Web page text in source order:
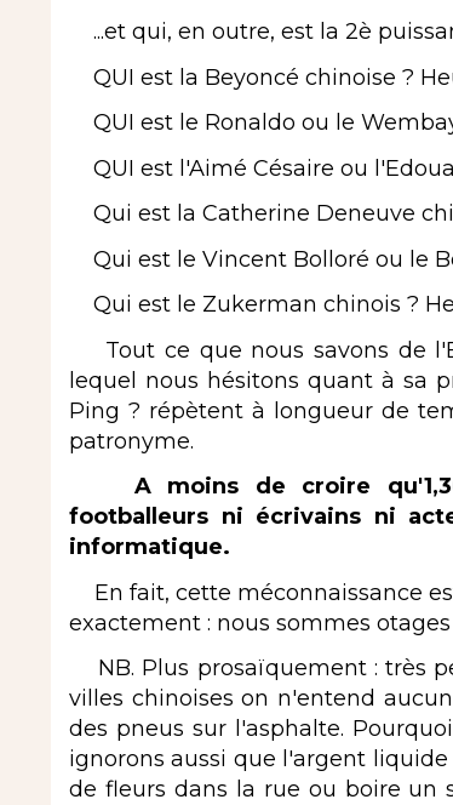
...et qui, en outre, est la 2è
QUI est la Beyoncé chinoise ?
QUI est le Ronaldo ou le
QUI est l'Aimé Césaire ou
Qui est la Catherine Deneuve
Qui est le Vincent Bolloré ou le
Qui est le Zukerman chinois ?
Tout ce que nous savons de
lequel nous hésitons quant à sa
Ping ? répètent à longueur de
patronyme.
A moins de croire
footballeurs ni écrivains ni
informatique.
En fait, cette méconnaissance
exactement : nous sommes
NB. Plus prosaïquement : très
villes chinoises on n'entend
des pneus sur l'asphalte.
ignorons aussi que l'argent
de fleurs dans la rue ou boire un